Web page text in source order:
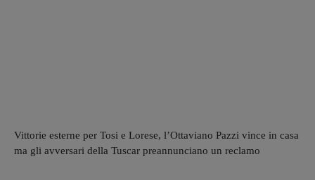
Vittorie esterne per Tosi e Lorese, l’Ottaviano Pazzi vince in casa
ma gli avversari della Tuscar preannunciano un reclamo